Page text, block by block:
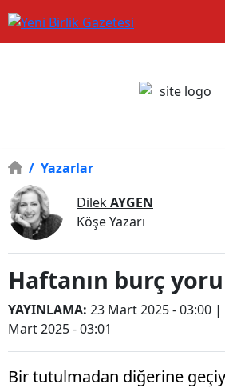
/ Yazarlar
DilekAYGEN
Köşe Yazarı
Haftanın burç
YAYINLAMA: 23 Mart 2025 - 03:00 |
Mart 2025 - 03:01
Bir tutulmadan diğerine